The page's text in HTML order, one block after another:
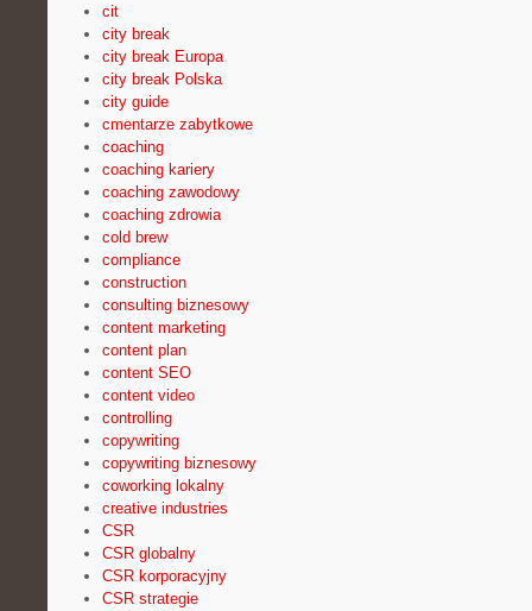
cit
city break
city break Europa
city break Polska
city guide
cmentarze zabytkowe
coaching
coaching kariery
coaching zawodowy
coaching zdrowia
cold brew
compliance
construction
consulting biznesowy
content marketing
content plan
content SEO
content video
controlling
copywriting
copywriting biznesowy
coworking lokalny
creative industries
CSR
CSR globalny
CSR korporacyjny
CSR strategie